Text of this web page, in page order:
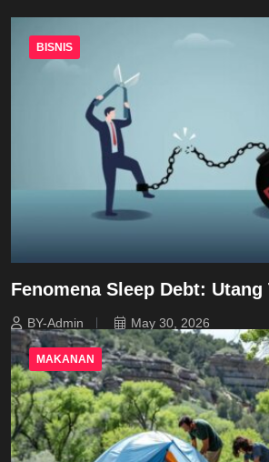
BISNIS
Fenomena Sleep Debt:
BY-Admin May 30, 2026
MAKANAN